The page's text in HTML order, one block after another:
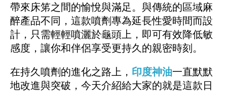
帶來床笫之間的愉悅與滿足。與傳統的區域麻
醉產品不同，這款噴劑專為延長性愛時間而設
計，只需輕輕噴灑於龜頭上，即可有效降低敏
感度，讓你和伴侶享受更持久的親密時刻。
在持久噴劑的進化之路上， 印度神油一直默默
地改進與突破，今天介紹給大家的就是這款日